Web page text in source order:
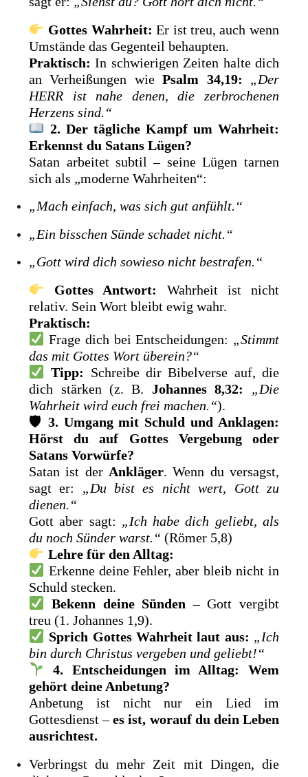
Gottes Wahrheit: Er ist treu, auch wenn
Umstände das Gegenteil behaupten.
Praktisch: In schwierigen Zeiten halte dich
an Verheißungen wiePsalm 34,19:
„Der
HERR ist nahe denen, die zerbrochenen
Herzens sind.“
2. Der tägliche Kampf um Wahrheit:
Erkennst du Satans Lügen?
Satan arbeitet subtil – seine Lügen tarnen
sich als „moderne Wahrheiten“:
„Mach einfach, was sich gut anfühlt.“
„Ein bisschen Sünde schadet nicht.“
„Gott wird dich sowieso nicht bestrafen.“
Gottes Antwort:
Wahrheit ist nicht
relativ. Sein Wort bleibt ewig wahr.
Praktisch:
Frage dich bei Entscheidungen: „Stimmt
das mit Gottes Wort überein?“
Tipp: Schreibe dir Bibelverse auf, die
dich stärken (z. B. Johannes 8,32:
„Die
Wahrheit wird euch frei machen.“).
🛡 3. Umgang mit Schuld und Anklagen:
Hörst du auf Gottes Vergebung oder
Satans Vorwürfe?
Satan ist der Ankläger. Wenn du versagst,
sagt er: „Du bist es nicht wert, Gott zu
dienen.“
Gott aber sagt: „Ich habe dich geliebt, als
du noch Sünder warst.“ (Römer 5,8)
Lehre für den Alltag:
Erkenne deine Fehler, aber bleib nicht in
Schuld stecken.
Bekenn deine Sünden – Gott vergibt
treu (1. Johannes 1,9).
Sprich Gottes Wahrheit laut aus: „Ich
bin durch Christus vergeben und geliebt!“
4. Entscheidungen im Alltag: Wem
gehört deine Anbetung?
Anbetung ist nicht nur ein Lied im
Gottesdienst –es ist, worauf du dein Leben
ausrichtest.
Verbringst du mehr Zeit mit Dingen, die